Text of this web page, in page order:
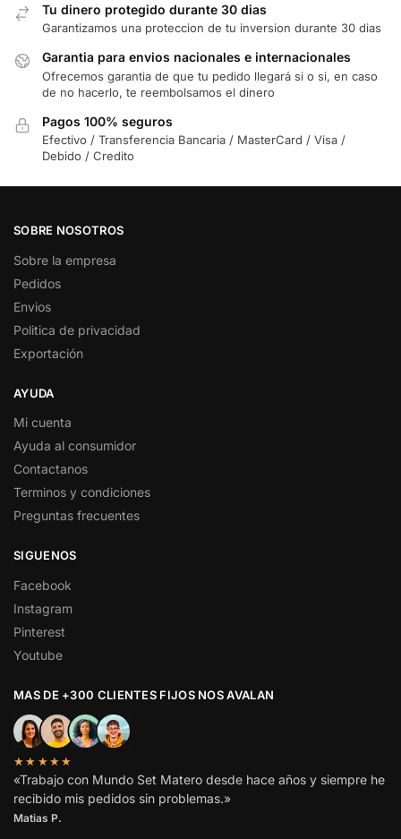
Tu dinero protegido durante 30 dias
Garantizamos una proteccion de tu inversion durante 30 dias
Garantia para envios nacionales e internacionales
Ofrecemos garantia de que tu pedido llegará si o si, en caso
de no hacerlo, te reembolsamos el dinero
Pagos 100% seguros
Efectivo / Transferencia Bancaria / MasterCard / Visa /
Debido / Credito
SOBRE NOSOTROS
Sobre la empresa
Pedidos
Envios
Politica de privacidad
Exportación
AYUDA
Mi cuenta
Ayuda al consumidor
Contactanos
Terminos y condiciones
Preguntas frecuentes
SIGUENOS
Facebook
Instagram
Pinterest
Youtube
MAS DE +300 CLIENTES FIJOS NOS AVALAN
★★★★★
«Trabajo con Mundo Set Matero desde hace años y siempre he
recibido mis pedidos sin problemas.»
Matias P.